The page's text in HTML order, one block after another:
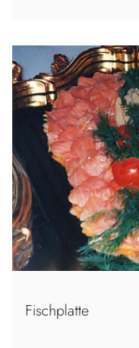
Fischplatte